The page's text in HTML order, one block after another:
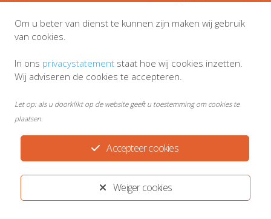
Beginnen met gezonder eten
Weiger cookies
Accepteer cookies
Om u beter van dienst te kunnen zijn maken wij gebruik
van cookies.
In ons privacystatement staat hoe wij cookies inzetten.
Wij adviseren de cookies te accepteren.
Let op: als u doorklikt op de website geeft u toestemming om cookies te
plaatsen.